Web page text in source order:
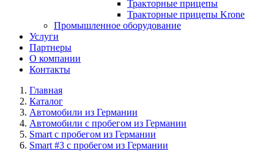
Тракторные прицепы
Тракторные прицепы Krone
Промышленное оборудование
Услуги
Партнеры
О компании
Контакты
Главная
Каталог
Автомобили из Германии
Автомобили с пробегом из Германии
Smart с пробегом из Германии
Smart #3 с пробегом из Германии